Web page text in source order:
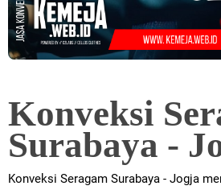
Konveksi
Surabaya -
Konveksi Seragam Surabaya - Jogja